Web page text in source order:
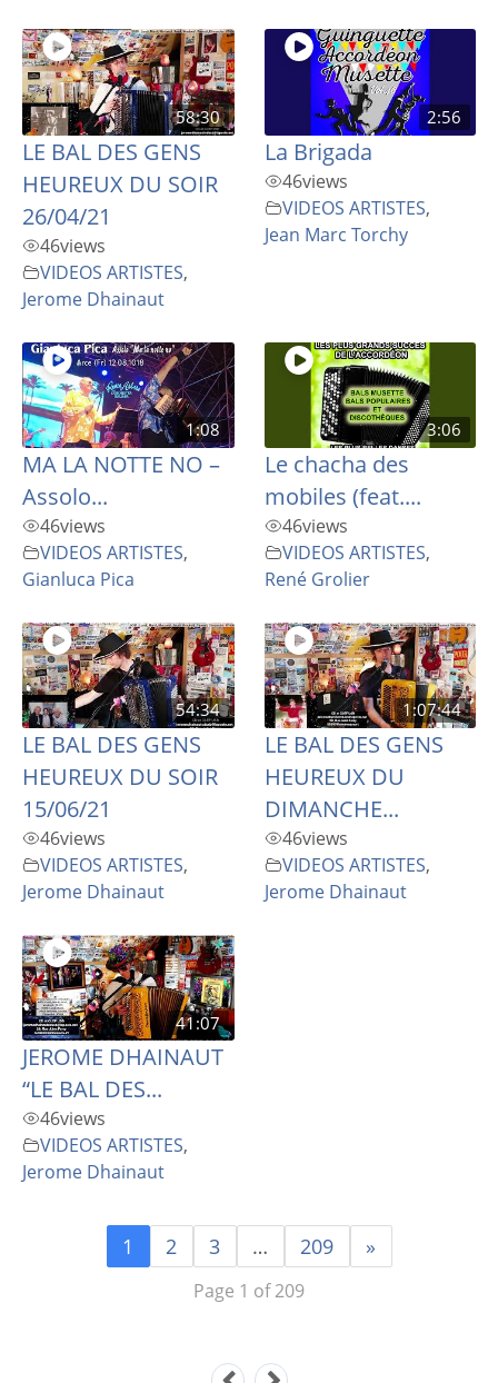
58:30
LE BAL DES GENS
HEUREUX DU SOIR
26/04/21
46views
VIDEOS ARTISTES,
Jerome Dhainaut
2:56
La Brigada
46views
VIDEOS ARTISTES,
Jean Marc Torchy
1:08
MA LA NOTTE NO –
Assolo...
46views
VIDEOS ARTISTES,
Gianluca Pica
3:06
Le chacha des
mobiles (feat....
46views
VIDEOS ARTISTES,
René Grolier
54:34
LE BAL DES GENS
HEUREUX DU SOIR
15/06/21
46views
VIDEOS ARTISTES,
Jerome Dhainaut
1:07:44
LE BAL DES GENS
HEUREUX DU
DIMANCHE...
46views
VIDEOS ARTISTES,
Jerome Dhainaut
41:07
JEROME DHAINAUT
“LE BAL DES...
46views
VIDEOS ARTISTES,
Jerome Dhainaut
1 2 3 … 209 »
Page 1 of 209